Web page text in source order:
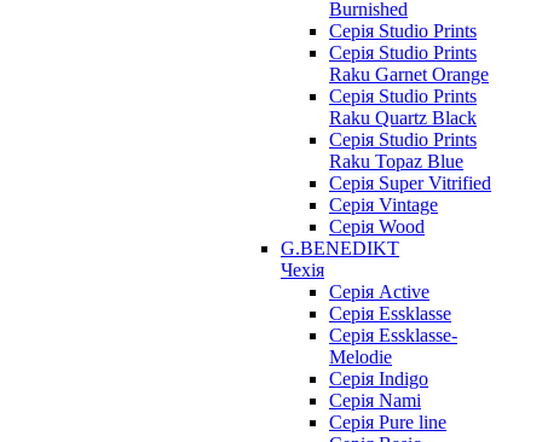
Burnished
Серія Studio Prints
Серія Studio Prints
Raku Garnet Orange
Серія Studio Prints
Raku Quartz Black
Серія Studio Prints
Raku Topaz Blue
Серія Super Vitrified
Серія Vintage
Серія Wood
G.BENEDIKT
Чехія
Cерія Active
Cерія Essklasse
Cерія Essklasse-
Melodie
Cерія Indigo
Cерія Nami
Cерія Pure line